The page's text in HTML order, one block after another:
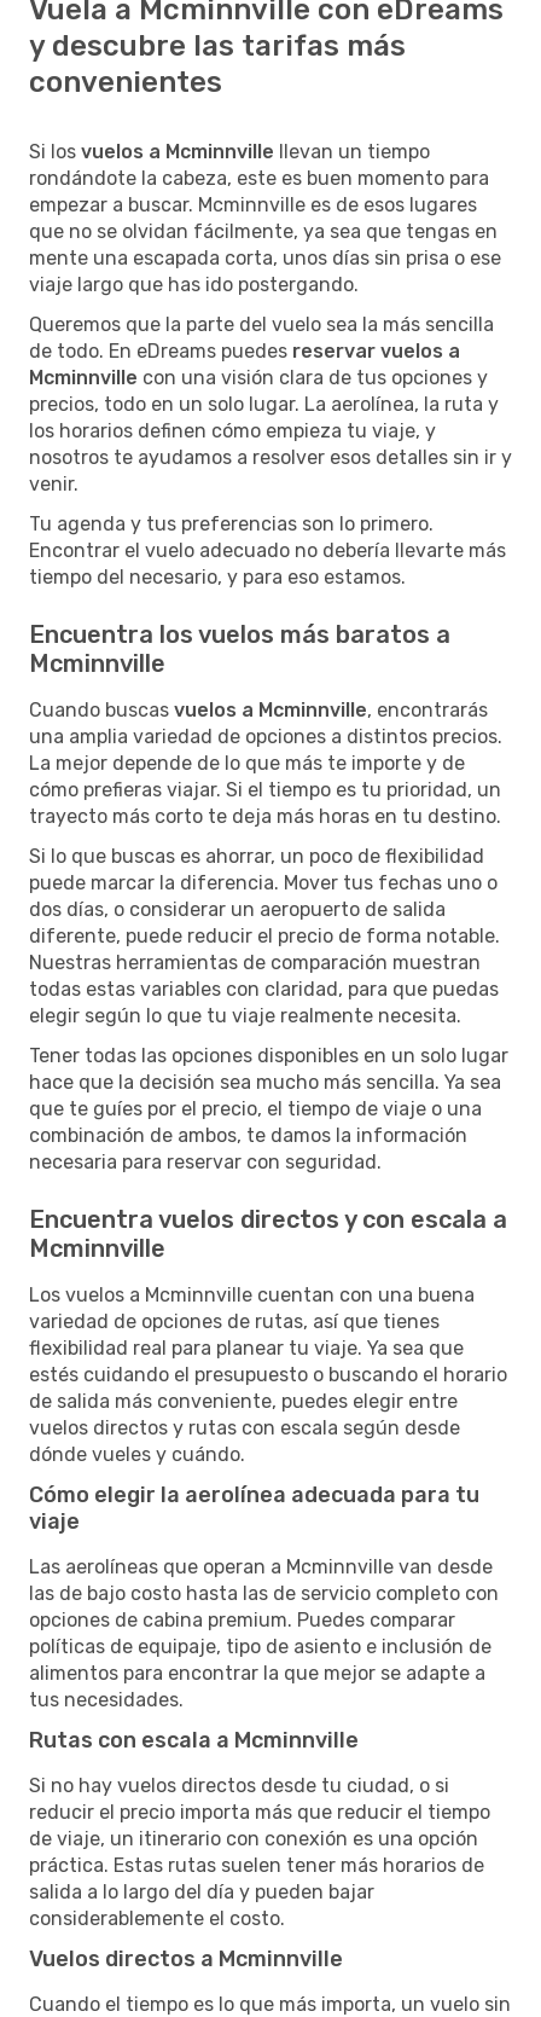
Vuela a Mcminnville con eDreams
y descubre las tarifas más
convenientes
Si los vuelos a Mcminnville llevan un tiempo
rondándote la cabeza, este es buen momento para
empezar a buscar. Mcminnville es de esos lugares
que no se olvidan fácilmente, ya sea que tengas en
mente una escapada corta, unos días sin prisa o ese
viaje largo que has ido postergando.
Queremos que la parte del vuelo sea la más sencilla
de todo. En eDreams puedes reservar vuelos a
Mcminnville con una visión clara de tus opciones y
precios, todo en un solo lugar. La aerolínea, la ruta y
los horarios definen cómo empieza tu viaje, y
nosotros te ayudamos a resolver esos detalles sin ir y
venir.
Tu agenda y tus preferencias son lo primero.
Encontrar el vuelo adecuado no debería llevarte más
tiempo del necesario, y para eso estamos.
Encuentra los vuelos más baratos a
Mcminnville
Cuando buscas vuelos a Mcminnville, encontrarás
una amplia variedad de opciones a distintos precios.
La mejor depende de lo que más te importe y de
cómo prefieras viajar. Si el tiempo es tu prioridad, un
trayecto más corto te deja más horas en tu destino.
Si lo que buscas es ahorrar, un poco de flexibilidad
puede marcar la diferencia. Mover tus fechas uno o
dos días, o considerar un aeropuerto de salida
diferente, puede reducir el precio de forma notable.
Nuestras herramientas de comparación muestran
todas estas variables con claridad, para que puedas
elegir según lo que tu viaje realmente necesita.
Tener todas las opciones disponibles en un solo lugar
hace que la decisión sea mucho más sencilla. Ya sea
que te guíes por el precio, el tiempo de viaje o una
combinación de ambos, te damos la información
necesaria para reservar con seguridad.
Encuentra vuelos directos y con escala a
Mcminnville
Los vuelos a Mcminnville cuentan con una buena
variedad de opciones de rutas, así que tienes
flexibilidad real para planear tu viaje. Ya sea que
estés cuidando el presupuesto o buscando el horario
de salida más conveniente, puedes elegir entre
vuelos directos y rutas con escala según desde
dónde vueles y cuándo.
Cómo elegir la aerolínea adecuada para tu
viaje
Las aerolíneas que operan a Mcminnville van desde
las de bajo costo hasta las de servicio completo con
opciones de cabina premium. Puedes comparar
políticas de equipaje, tipo de asiento e inclusión de
alimentos para encontrar la que mejor se adapte a
tus necesidades.
Rutas con escala a Mcminnville
Si no hay vuelos directos desde tu ciudad, o si
reducir el precio importa más que reducir el tiempo
de viaje, un itinerario con conexión es una opción
práctica. Estas rutas suelen tener más horarios de
salida a lo largo del día y pueden bajar
considerablemente el costo.
Vuelos directos a Mcminnville
Cuando el tiempo es lo que más importa, un vuelo sin